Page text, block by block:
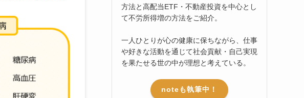
方法と高配当ETF・不動産投資を中心とし
て不労所得増の方法をご紹介。
一人ひとりが心の健康に保ちながら、仕事
や好きな活動を通じて社会貢献・自己実現
を果たせる世の中が理想と考えている。
noteも執筆中！